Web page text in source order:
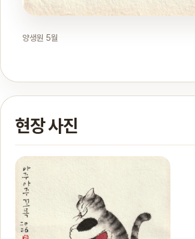
양생원 5월
현장 사진